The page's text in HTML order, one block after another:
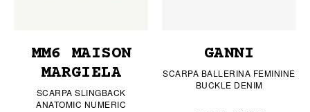
MM6 MAISON
MARGIELA
SCARPA SLINGBACK
ANATOMIC NUMERIC
GANNI
SCARPA BALLERINA FEMININE
BUCKLE DENIM